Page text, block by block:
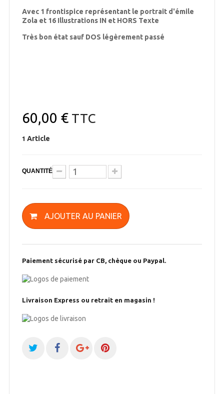
Avec 1 frontispice représentant le portrait d'émile
Zola et 16 Illustrations IN et HORS Texte
Très bon état sauf DOS légèrement passé
60,00 €TTC
1 Article
QUANTITÉ
AJOUTER AU PANIER
Paiement sécurisé par CB, chèque ou Paypal.
Livraison Express ou retrait en magasin !